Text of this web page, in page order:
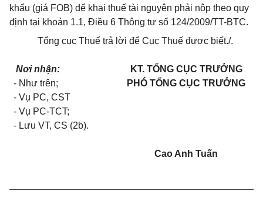
khẩu (giá FOB) để khai thuế tài nguyên phải nộp theo quy
định tại khoản 1.1, Điều 6 Thông tư số 124/2009/TT-BTC.
Tổng cục Thuế trả lời để Cục Thuế được biết./.
Nơi nhận:
- Như trên;
- Vụ PC, CST
- Vụ PC-TCT;
- Lưu VT, CS (2b).
KT. TỔNG CỤC TRƯỞNG
PHÓ TỔNG CỤC TRƯỞNG
Cao Anh Tuấn